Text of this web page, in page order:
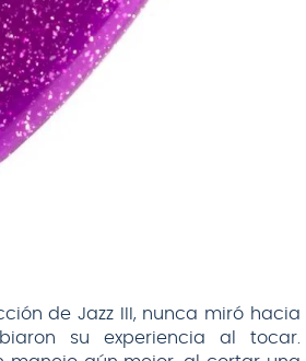
de Jazz III, nunca miró hacia
su experiencia al tocar.